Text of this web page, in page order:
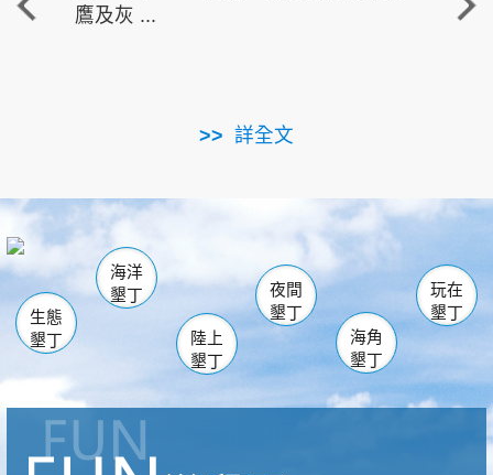
鷹及灰 ...
詳全文
走進
南仁湖
海生館
恆春 佳樂水
龍鑾潭自然中心 森林遊樂區
瓊麻館
關山 墾管處遊客中心
社頂公園 風吹沙
船帆石
白砂 龍磐公園
香蕉灣
砂島
鵝鑾鼻
生態
墾丁
海洋
墾丁
陸上
墾丁
夜間
墾丁
海角
墾丁
玩在
墾丁